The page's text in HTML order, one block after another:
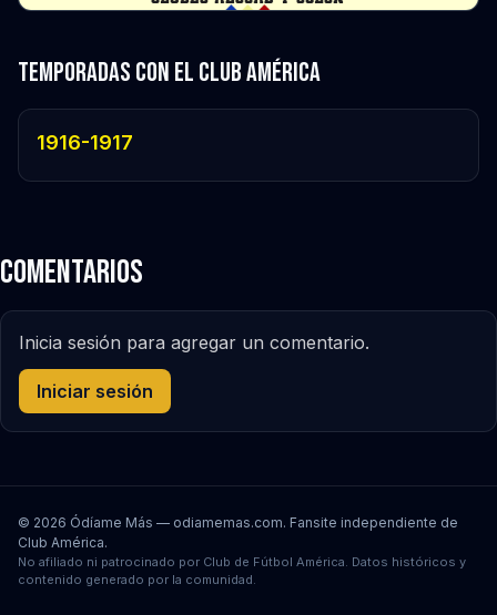
Temporadas con el Club América
1916-1917
Comentarios
Inicia sesión para agregar un comentario.
Iniciar sesión
© 2026 Ódíame Más — odiamemas.com. Fansite independiente de
Club América.
No afiliado ni patrocinado por Club de Fútbol América. Datos históricos y
contenido generado por la comunidad.